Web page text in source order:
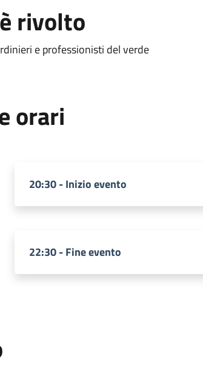
rivolto
e professionisti del verde
orari
20:30 - Inizio evento
22:30 - Fine evento